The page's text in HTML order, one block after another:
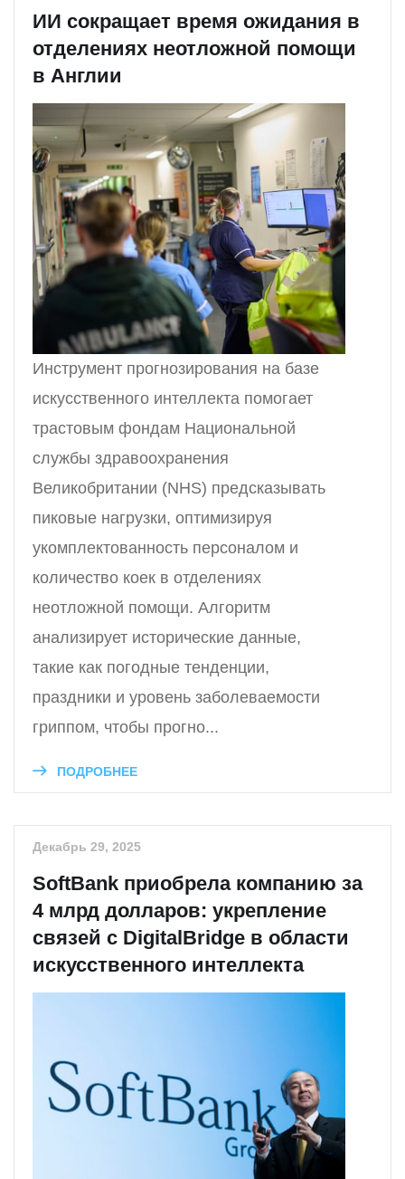
ИИ сокращает время ожидания в
отделениях неотложной помощи
в Англии
Инструмент прогнозирования на базе
искусственного интеллекта помогает
трастовым фондам Национальной
службы здравоохранения
Великобритании (NHS) предсказывать
пиковые нагрузки, оптимизируя
укомплектованность персоналом и
количество коек в отделениях
неотложной помощи. Алгоритм
анализирует исторические данные,
такие как погодные тенденции,
праздники и уровень заболеваемости
гриппом, чтобы прогно...
ПОДРОБНЕЕ
Декабрь 29, 2025
SoftBank приобрела компанию за
4 млрд долларов: укрепление
связей с DigitalBridge в области
искусственного интеллекта